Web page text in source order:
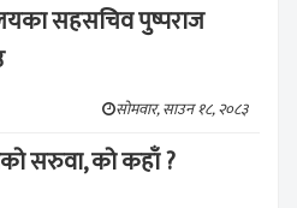
सहसचिव पुष्पराज
सोमवार, साउन १८, २०८३
सरुवा, को कहाँ ?